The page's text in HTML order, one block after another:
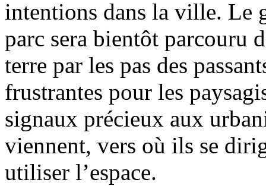
intentions dans la ville. Le
parc sera bientôt parcouru
terre par les pas des
frustrantes pour les
signaux précieux aux
viennent, vers où ils se
utiliser l’espace.